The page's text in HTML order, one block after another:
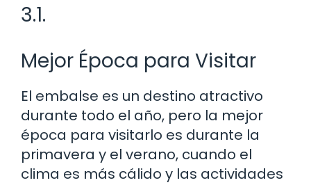
3.1.
Mejor Época para Visitar
El embalse es un destino atractivo
durante todo el año, pero la mejor
época para visitarlo es durante la
primavera y el verano, cuando el
clima es más cálido y las actividades